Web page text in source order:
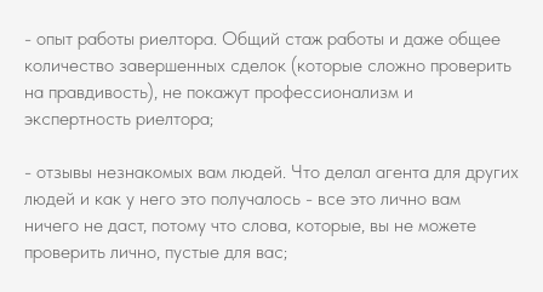
- опыт работы риелтора. Общий стаж работы и даже общее
количество завершенных сделок (которые сложно проверить
на правдивость), не покажут профессионализм и
экспертность риелтора;
- отзывы незнакомых вам людей. Что делал агента для других
людей и как у него это получалось - все это лично вам
ничего не даст, потому что слова, которые, вы не можете
проверить лично, пустые для вас;